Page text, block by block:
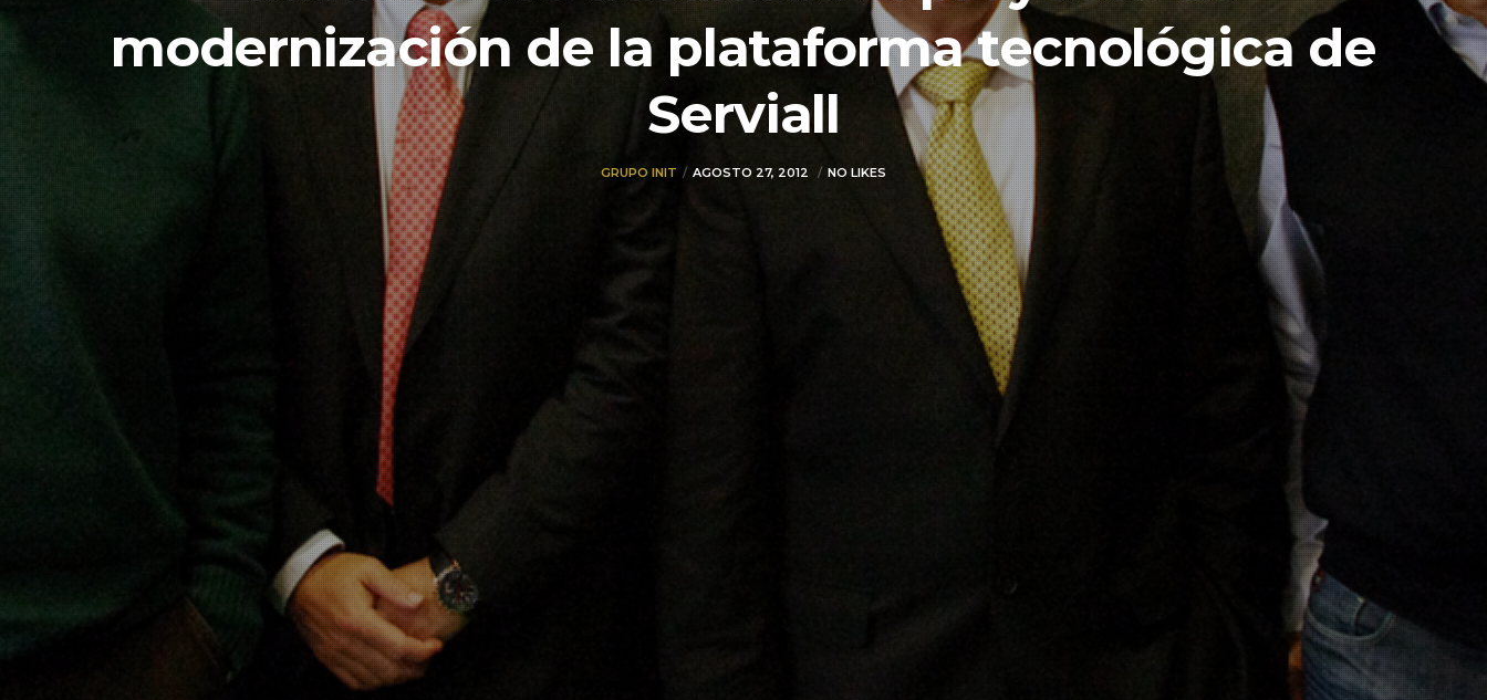
modernización de la plataforma tecnológica de
Serviall
GRUPO INIT AGOSTO 27, 2012 NO LIKES